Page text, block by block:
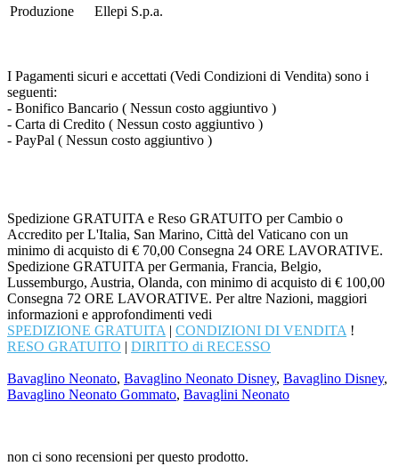
Produzione
Ellepi S.p.a.
I Pagamenti sicuri e accettati (Vedi Condizioni di Vendita) sono i
seguenti:
- Bonifico Bancario ( Nessun costo aggiuntivo )
- Carta di Credito ( Nessun costo aggiuntivo )
- PayPal ( Nessun costo aggiuntivo )
Spedizione GRATUITA e Reso GRATUITO per Cambio o
Accredito per L'Italia, San Marino, Città del Vaticano con un
minimo di acquisto di € 70,00 Consegna 24 ORE LAVORATIVE.
Spedizione GRATUITA per Germania, Francia, Belgio,
Lussemburgo, Austria, Olanda, con minimo di acquisto di € 100,00
Consegna 72 ORE LAVORATIVE. Per altre Nazioni, maggiori
informazioni e approfondimenti vedi
SPEDIZIONE GRATUITA | CONDIZIONI DI VENDITA !
RESO GRATUITO | DIRITTO di RECESSO
Bavaglino Neonato, Bavaglino Neonato Disney, Bavaglino Disney,
Bavaglino Neonato Gommato, Bavaglini Neonato
non ci sono recensioni per questo prodotto.